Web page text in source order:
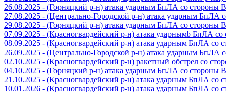
26.08.2025 - (Горняцкий р-н) атака ударным БпЛА со стороны
27.08.2025 - (Центрально-Городской р-н) атака ударным БпЛА
29.08.2025 - (Горняцкий р-н) атака ударным БпЛА со стороны
07.09.2025 - (Красногвардейский р-н) атака ударнымb БпЛА
08.09.2025 - (Красногвардейский р-н) атака ударным БпЛА со
26.09.2025 - (Центрально-Городской р-н) атака ударным БпЛА
02.10.2025 - (Красногвардейский р-н) ракетный обстрел со
04.10.2025 - (Горняцкий р-н) атака ударным БпЛА со стороны
21.10.2025 - (Красногвардейский р-н) атака ударным БпЛА со
10.01.2026 - (Красногвардейский р-н) атака ударным БпЛА со